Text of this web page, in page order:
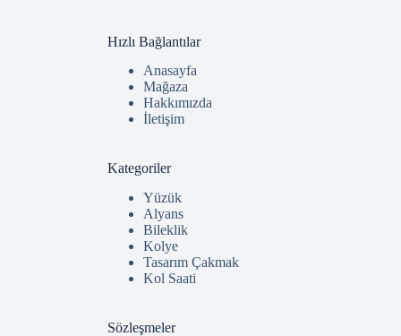
Hızlı Bağlantılar
Anasayfa
Mağaza
Hakkımızda
İletişim
Kategoriler
Yüzük
Alyans
Bileklik
Kolye
Tasarım Çakmak
Kol Saati
Sözleşmeler